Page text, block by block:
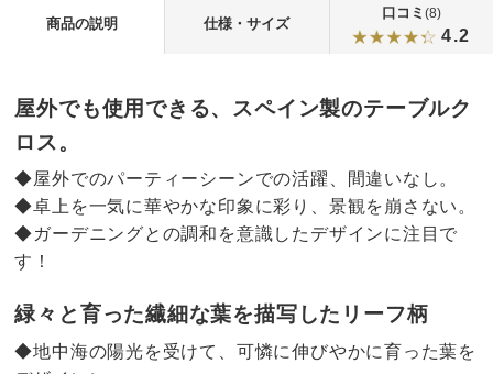
商品の説明 仕様・サイズ
口コミ (8)
4.2
屋外でも使用できる、スペイン製のテーブルク
ロス。
◆屋外でのパーティーシーンでの活躍、間違いなし。
◆卓上を一気に華やかな印象に彩り、景観を崩さない。
◆ガーデニングとの調和を意識したデザインに注目で
す！
緑々と育った繊細な葉を描写したリーフ柄
◆地中海の陽光を受けて、可憐に伸びやかに育った葉を